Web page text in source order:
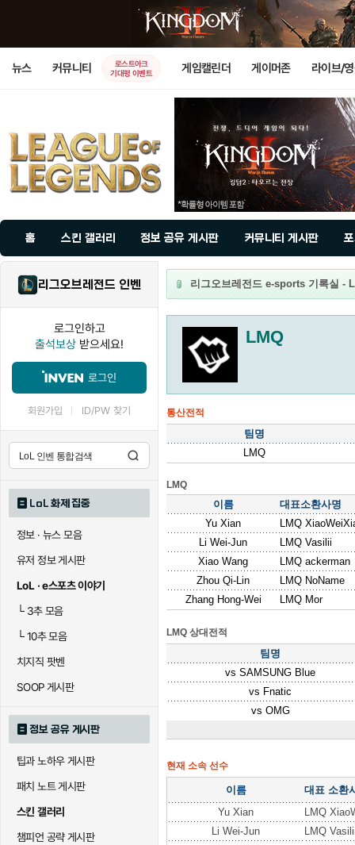
뉴스 커뮤니티
로스트아크
기대평 이벤트
게임캘린더 게이머존 라이브/
홈 스킨 갤러리 정보 공유 게시판 커뮤니티 게시판
리그오브레전드 인벤
로그인하고
출석보상 받으세요!
로그인
회원가입 ID/PW 찾기
LoL 화제 집중
정보 · 뉴스 모음
유저 정보 게시판
LoL · e스포츠 이야기
└3추 모음
└10추 모음
치지직 팟벤
SOOP 게시판
정보 공유 게시판
팁과 노하우 게시판
패치 노트 게시판
스킨 갤러리
챔피언 공략 게시판
리그오브레전드 e-sports 기록실 -
LMQ
통산전적
팀명
LMQ
LMQ
이름
대표소환사명
Yu Xian
LMQ
Li Wei-Jun
LMQ Vasilii
Xiao Wang
LMQ ackerman
Zhou Qi-Lin
LMQ NoName
Zhang Hong-Wei
LMQ Mor
LMQ 상대전적
팀명
vs SAMSUNG Blue
vs Fnatic
vs OMG
현재 소속 선수
이름
대표 소환
Yu Xian
LMQ
Li Wei-Jun
LMQ